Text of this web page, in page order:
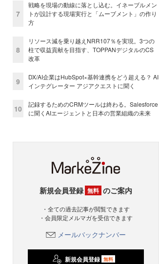
7
戦略を現場の動線に落とし込む。イネーブルメン
トが設計する現場実行と「ムーブメント」の作り
方
8
リソース減を乗り越えNRR107％を実現。3つの
柱で収益貢献を目指す、TOPPANデジタルのCS
改革
9
DX/AI企業はHubSpot×基幹連携をどう超える？ AI
インテグレーター アジアクエストに聞く
10
記録するためのCRMツールは終わる。Salesforce
に聞くAIエージェントと日本の営業組織の未来
新規会員登録 無料 のご案内
・全ての過去記事が閲覧できます
・会員限定メルマガを受信できます
メールバックナンバー
新規会員登録 無料